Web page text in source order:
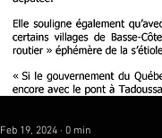
Feb 19, 2024 ∙ 0 min